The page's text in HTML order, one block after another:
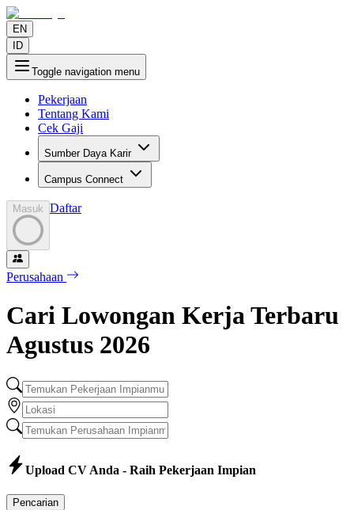
EN
ID
Toggle navigation menu
Pekerjaan
Tentang Kami
Cek Gaji
Sumber Daya Karir
Campus Connect
Masuk Daftar
Perusahaan
Cari Lowongan Kerja Terbaru
Agustus 2026
Upload CV Anda - Raih Pekerjaan Impian
Pencarian